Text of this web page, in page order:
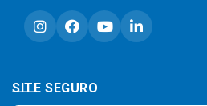
SITE SEGURO